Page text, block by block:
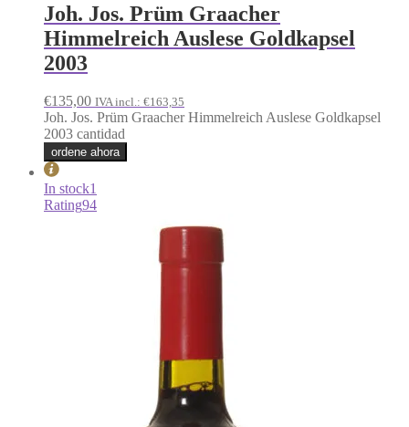
Joh. Jos. Prüm Graacher
Himmelreich Auslese Goldkapsel
2003
€135,00 IVA incl.: €163,35
Joh. Jos. Prüm Graacher Himmelreich Auslese Goldkapsel
2003 cantidad
ordene ahora
In stock1
Rating94